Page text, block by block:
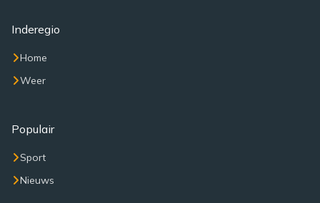
Inderegio
Home
Weer
Populair
Sport
Nieuws